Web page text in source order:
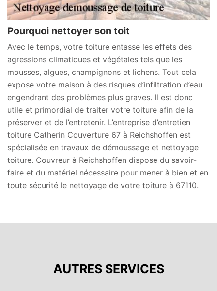
Pourquoi nettoyer son toit
Avec le temps, votre toiture entasse les effets des
agressions climatiques et végétales tels que les
mousses, algues, champignons et lichens. Tout cela
expose votre maison à des risques d’infiltration d’eau
engendrant des problèmes plus graves. Il est donc
utile et primordial de traiter votre toiture afin de la
préserver et de l’entretenir. L’entreprise d’entretien
toiture Catherin Couverture 67 à Reichshoffen est
spécialisée en travaux de démoussage et nettoyage
toiture. Couvreur à Reichshoffen dispose du savoir-
faire et du matériel nécessaire pour mener à bien et en
toute sécurité le nettoyage de votre toiture à 67110.
AUTRES SERVICES